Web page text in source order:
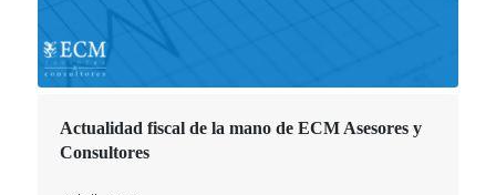
Actualidad fiscal de la mano de ECM Asesores y
Consultores